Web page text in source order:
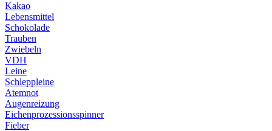
Kakao
Lebensmittel
Schokolade
Trauben
Zwiebeln
VDH
Leine
Schleppleine
Atemnot
Augenreizung
Eichenprozessionsspinner
Fieber